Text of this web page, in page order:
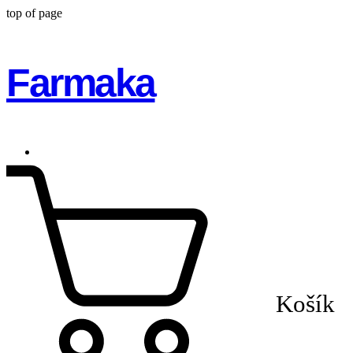
top of page
Farmaka
Košík